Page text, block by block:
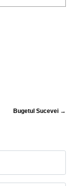
Bugetul Sucevei →